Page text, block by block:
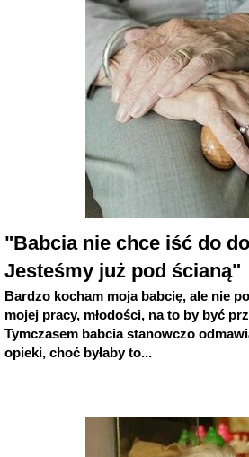
"Babcia nie chce iść do
Jesteśmy już pod ścianą"
Bardzo kocham moja babcię, ale nie
mojej pracy, młodości, na to by być
Tymczasem babcia stanowczo
opieki, choć byłaby to...